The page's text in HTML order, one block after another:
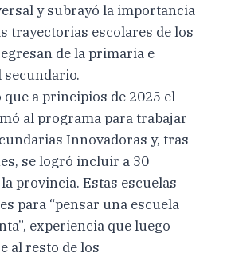
y subrayó la importancia
trayectorias escolares de los
de la primaria e
a principios de 2025 el
al programa para trabajar
Innovadoras y, tras
se logró incluir a 30
provincia. Estas escuelas
para “pensar una escuela
experiencia que luego
al resto de los